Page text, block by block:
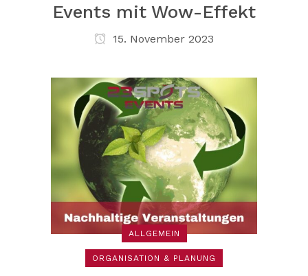
Events mit Wow-Effekt
15. November 2023
ALLGEMEIN
ORGANISATION & PLANUNG